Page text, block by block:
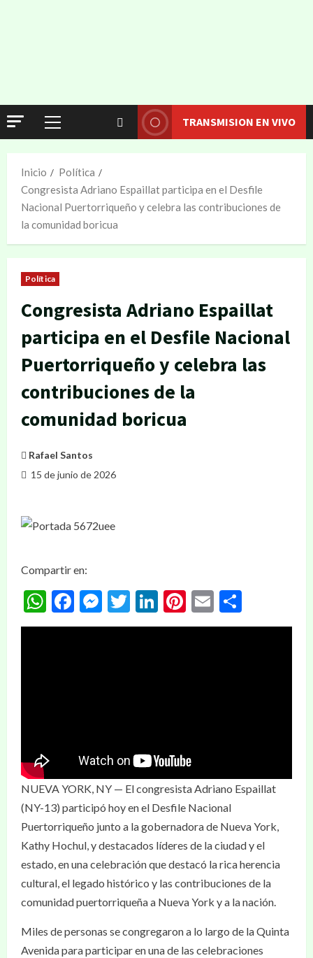
TRANSMISION EN VIVO
Inicio
Política
Congresista Adriano Espaillat participa en el Desfile
Nacional Puertorriqueño y celebra las contribuciones de
la comunidad boricua
Política
Congresista Adriano Espaillat
participa en el Desfile Nacional
Puertorriqueño y celebra las
contribuciones de la
comunidad boricua
Rafael Santos
15 de junio de 2026
Compartir en:
WhatsApp
Facebook
Messenger
Twitter
LinkedIn
Pinterest
Email
NUEVA YORK, NY — El congresista Adriano Espaillat
(NY-13) participó hoy en el Desfile Nacional
Puertorriqueño junto a la gobernadora de Nueva York,
Kathy Hochul, y destacados líderes de la ciudad y el
estado, en una celebración que destacó la rica herencia
cultural, el legado histórico y las contribuciones de la
comunidad puertorriqueña a Nueva York y a la nación.
Miles de personas se congregaron a lo largo de la Quinta
Avenida para participar en una de las celebraciones